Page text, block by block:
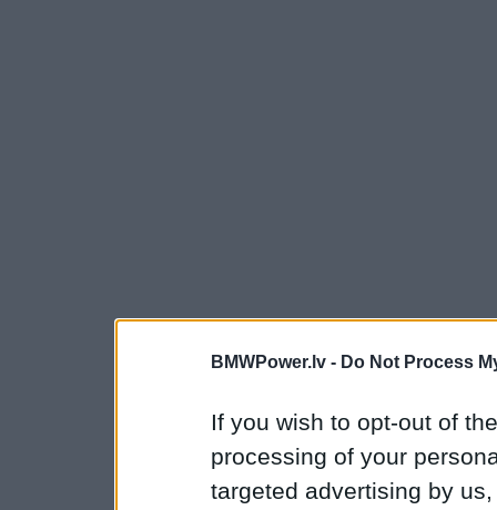
BMWPower.lv - Do Not Process
If you wish to opt-out of
processing of your
targeted advertising by